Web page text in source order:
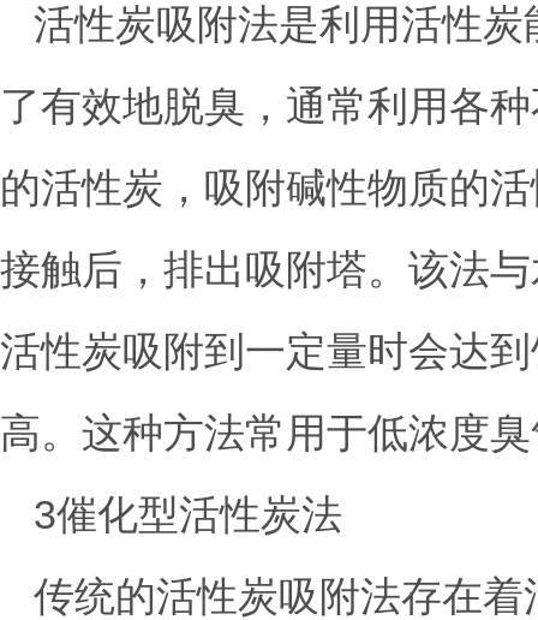
活性炭吸附法是利用活性
了有效地脱臭，通常利用各
的活性炭，吸附碱性物质的
接触后，排出吸附塔。该法
活性炭吸附到一定量时会达
高。这种方法常用于低浓度
3催化型活性炭法
传统的活性炭吸附法存在